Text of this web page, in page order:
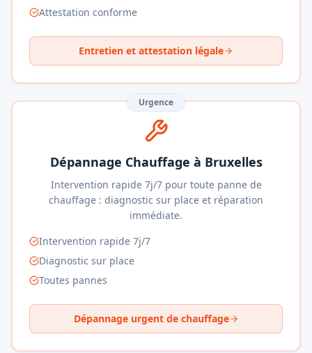
Attestation conforme
Entretien et attestation légale
Urgence
Dépannage Chauffage à Bruxelles
Intervention rapide 7j/7 pour toute panne de
chauffage : diagnostic sur place et réparation
immédiate.
Intervention rapide 7j/7
Diagnostic sur place
Toutes pannes
Dépannage urgent de chauffage